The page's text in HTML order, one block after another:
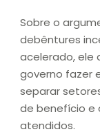
Sobre o
debêntures
acelerado, ele
governo fazer
separar
de benefício e
atendidos.